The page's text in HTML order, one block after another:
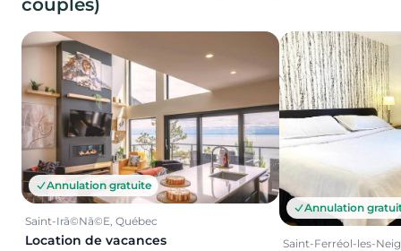
couples)
Annulation gratuite
Saint-Irã©Nã©E, Québec
Location de vacances
Annulation
Saint-Ferréol-les-